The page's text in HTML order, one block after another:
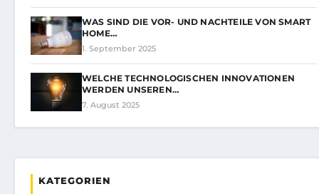
WAS SIND DIE VOR- UND NACHTEILE VON SMART
HOME…
1. September 2025
WELCHE TECHNOLOGISCHEN INNOVATIONEN
WERDEN UNSEREN…
7. August 2025
KATEGORIEN